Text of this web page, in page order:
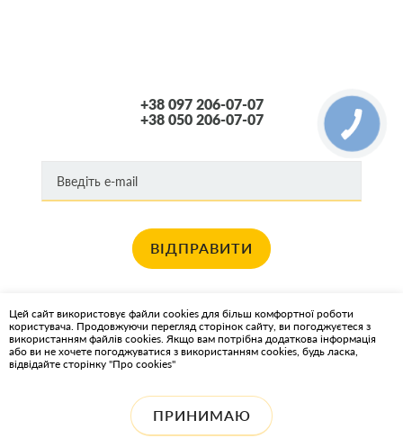
+38 097 206-07-07
+38 050 206-07-07
ВІДПРАВИТИ
КАРТА САЙТА
Цей сайт використовує файли cookies для більш комфортної роботи
користувача. Продовжуючи перегляд сторінок сайту, ви погоджуєтеся з
використанням файлів cookies. Якщо вам потрібна додаткова інформація
або ви не хочете погоджуватися з використанням cookies, будь ласка,
відвідайте сторінку "Про cookies"
ПРИНИМАЮ